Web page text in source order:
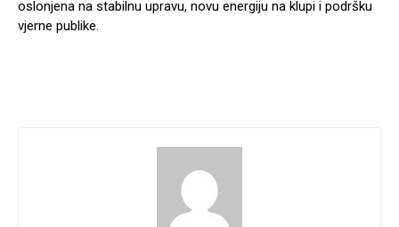
oslonjena na stabilnu upravu, novu energiju na klupi i podršku
vjerne publike.